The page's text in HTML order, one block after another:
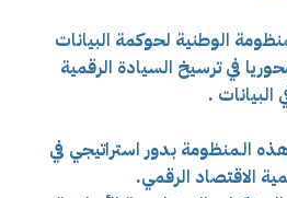
الوطنية لحوكمة البيانات
في ترسيخ السيادة الرقمية
البيانات .
الـمنظومة بدور استراتيجي في
الاقتصاد الرقمي.